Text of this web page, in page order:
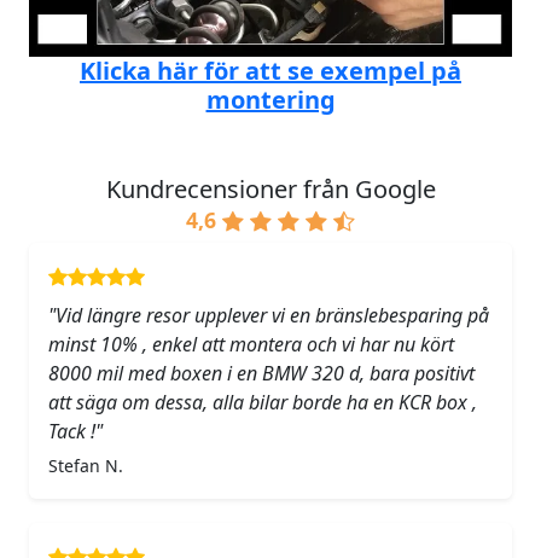
Klicka här för att se exempel på
montering
Kundrecensioner från Google
4,6
"Vid längre resor upplever vi en bränslebesparing på
minst 10% , enkel att montera och vi har nu kört
8000 mil med boxen i en BMW 320 d, bara positivt
att säga om dessa, alla bilar borde ha en KCR box ,
Tack !"
Stefan N.